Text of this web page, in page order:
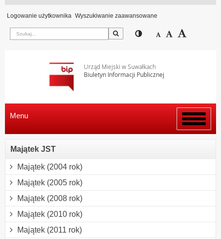
Logowanie użytkownika Wyszukiwanie zaawansowane
Szukaj Przełącz pomiędzy
Zmniejsz
Domyślny
Urząd Miejski w Suwałkach
Biuletyn Informacji Publicznej
Włącz
menu
Menu
Majątek JST
Majątek (2004 rok)
Majątek (2005 rok)
Majątek (2008 rok)
Majątek (2010 rok)
Majątek (2011 rok)